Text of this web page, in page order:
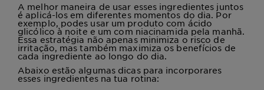
A melhor maneira de usar esses ingredientes juntos
é aplicá-los em diferentes momentos do dia. Por
exemplo, podes usar um produto com ácido
glicólico à noite e um com niacinamida pela manhã.
Essa estratégia não apenas minimiza o risco de
irritação, mas também maximiza os benefícios de
cada ingrediente ao longo do dia.
Abaixo estão algumas dicas para incorporares
esses ingredientes na tua rotina: